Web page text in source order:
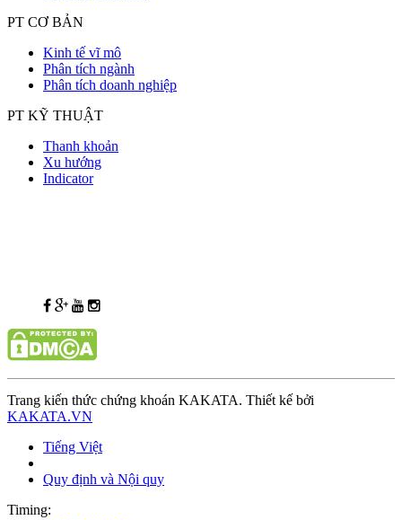
PT CƠ BẢN
Kinh tế vĩ mô
Phân tích ngành
Phân tích doanh nghiệp
PT KỸ THUẬT
Thanh khoản
Xu hướng
Indicator
Trang kiến thức chứng khoán KAKATA. Thiết kế bởi
KAKATA.VN
Tiếng Việt
Quy định và Nội quy
Timing: